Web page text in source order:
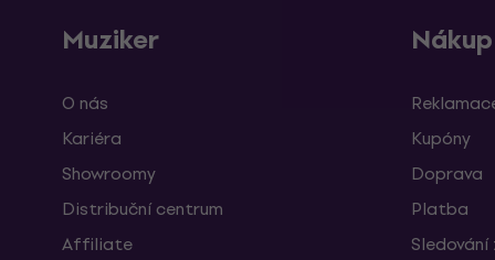
Muziker
O nás
Kariéra
Showroomy
Distribuční centrum
Affiliate
Nákup
Kupóny
Doprava
Platba
Sledování